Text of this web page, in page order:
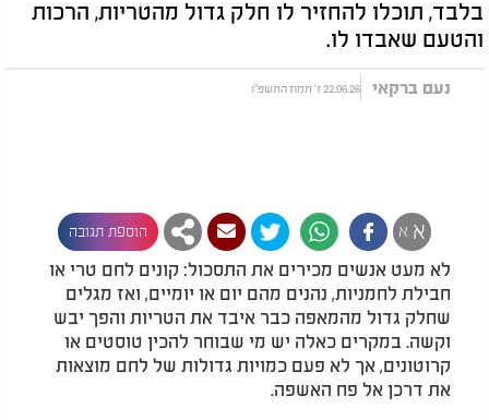
בלבד, תוכלו להחזיר לו חלק גדול מהטריות, הרכות
והטעם שאבדו לו.
נעם ברקאי 22.06.26 ז' תמוז התשפ"ו
א א הוספת תגובה
לא מעט אנשים מכירים את התסכול: קונים לחם טרי או
חבילת לחמניות, נהנים מהם יום או יומיים, ואז מגלים
שחלק גדול מהמאפה כבר איבד את הטריות והפך יבש
וקשה. במקרים כאלה יש מי שבוחר להכין טוסטים או
קרוטונים, אך לא פעם כמויות גדולות של לחם מוצאות
את דרכן אל פח האשפה.